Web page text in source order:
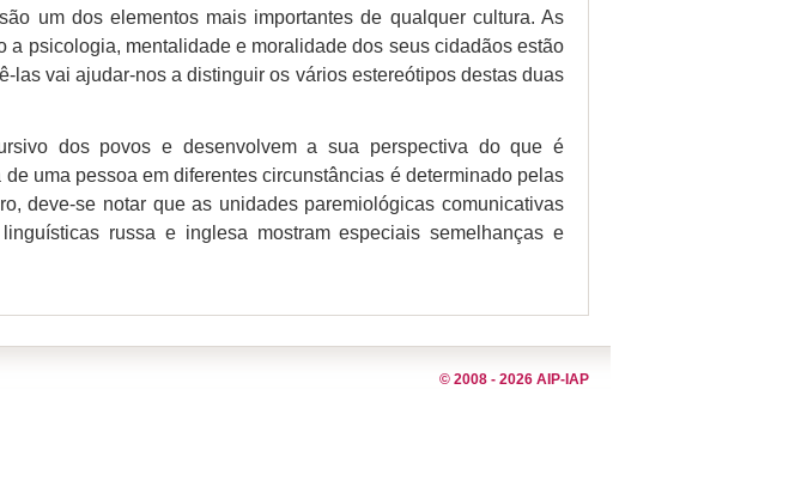
um dos elementos mais importantes de qualquer cultura. As
psicologia, mentalidade e moralidade dos seus cidadãos estão
vai ajudar-nos a distinguir os vários estereótipos destas duas
dos povos e desenvolvem a sua perspectiva do que é
uma pessoa em diferentes circunstâncias é determinado pelas
deve-se notar que as unidades paremiológicas comunicativas
russa e inglesa mostram especiais semelhanças e
© 2008 - 2026 AIP-IAP